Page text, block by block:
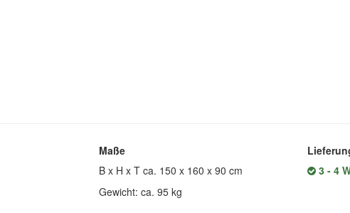
Maße
B x H x T ca. 150 x 160 x 90 cm
Gewicht: ca. 95 kg
3 - 4